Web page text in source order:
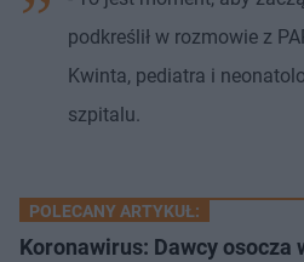
podkreślił w rozmowie z
Kwinta, pediatra i
szpitalu.
POLECANY ARTYKUŁ:
Koronawirus: Dawcy osocza